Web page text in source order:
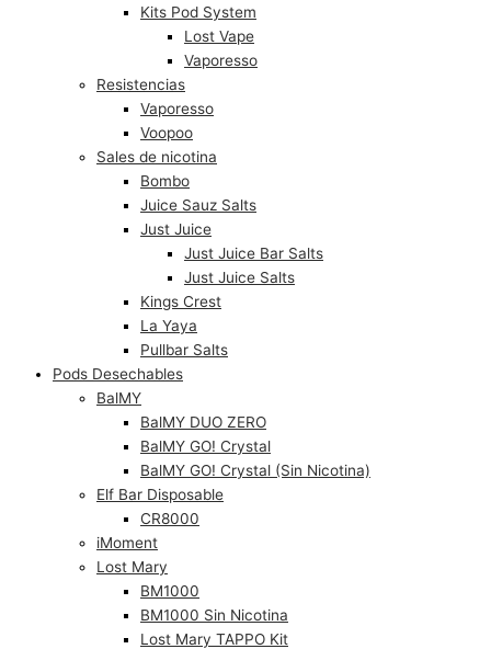
Kits Pod System
Lost Vape
Vaporesso
Resistencias
Vaporesso
Voopoo
Sales de nicotina
Bombo
Juice Sauz Salts
Just Juice
Just Juice Bar Salts
Just Juice Salts
Kings Crest
La Yaya
Pullbar Salts
Pods Desechables
BalMY
BalMY DUO ZERO
BalMY GO! Crystal
BalMY GO! Crystal (Sin Nicotina)
Elf Bar Disposable
CR8000
iMoment
Lost Mary
BM1000
BM1000 Sin Nicotina
Lost Mary TAPPO Kit